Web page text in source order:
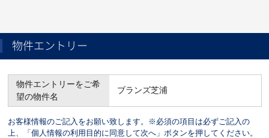
物件エントリー
物件エントリーをご希
望の物件名
ブランズ芝浦
お客様情報のご記入をお願い致します。※必須の項目は必ずご記入の
上、「個人情報の利用目的に同意して次へ」ボタンを押してください。